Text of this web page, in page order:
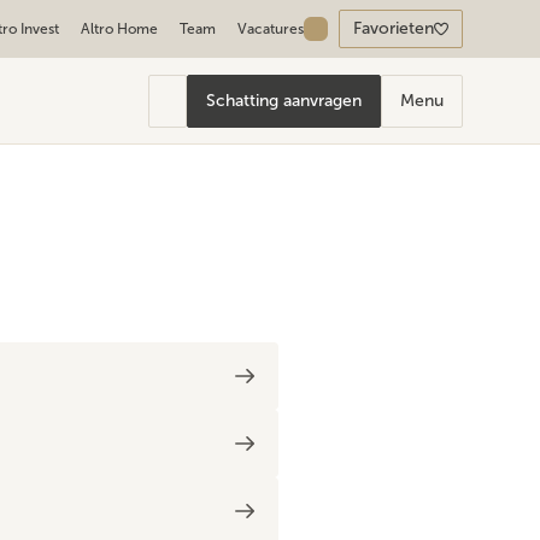
Invest Altro Home Team Vacatures Favorieten
Schatting aanvragen Menu